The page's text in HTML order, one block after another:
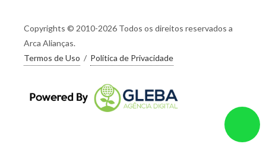
Copyrights © 2010-2026 Todos os direitos reservados a
Arca Alianças.
Termos de Uso / Política de Privacidade